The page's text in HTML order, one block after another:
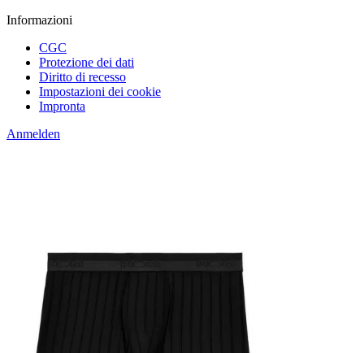
Informazioni
CGC
Protezione dei dati
Diritto di recesso
Impostazioni dei cookie
Impronta
Anmelden